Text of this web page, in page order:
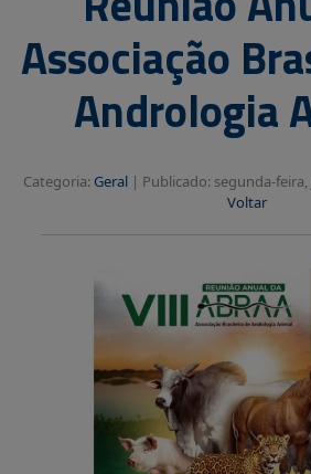
Associação
Andrologia
Categoria: Geral| Publicado: segunda-
Voltar